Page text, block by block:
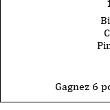
Gagnez 6